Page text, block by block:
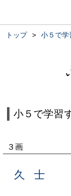
トップ > 小５で学
小５で学習
３画
久 士